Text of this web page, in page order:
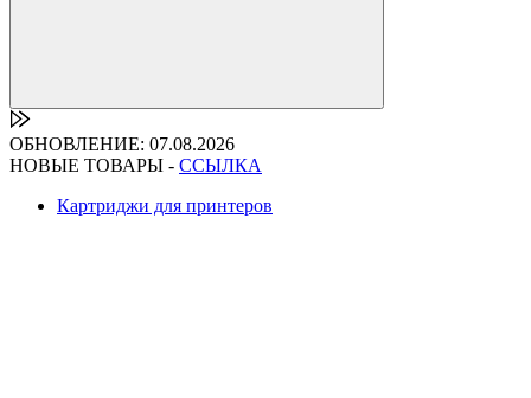
ОБНОВЛЕНИЕ: 07.08.2026
НОВЫЕ ТОВАРЫ - ССЫЛКА
Картриджи для принтеров